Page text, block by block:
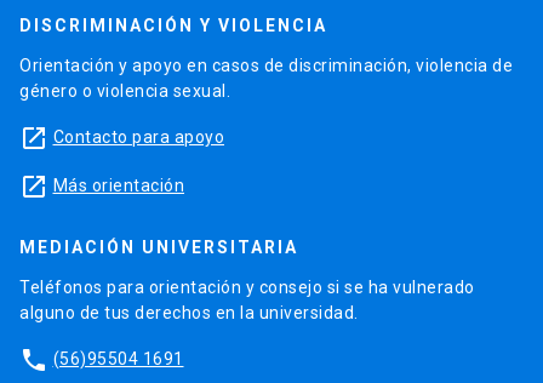
DISCRIMINACIÓN Y VIOLENCIA
Orientación y apoyo en casos de discriminación, violencia de
género o violencia sexual.
launch Contacto para apoyo
launch Más orientación
MEDIACIÓN UNIVERSITARIA
Teléfonos para orientación y consejo si se ha vulnerado
alguno de tus derechos en la universidad.
phone (56)95504 1691